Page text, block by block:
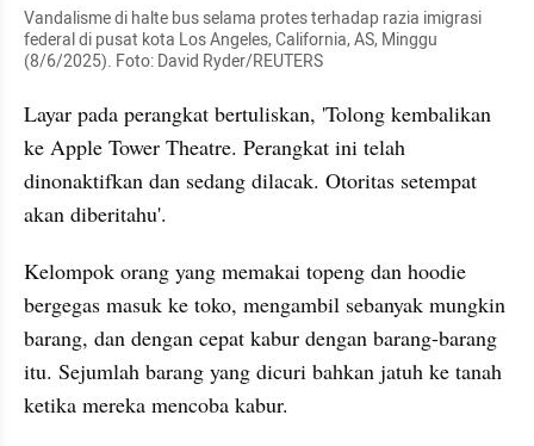
Vandalisme di halte bus selama protes terhadap razia imigrasi
federal di pusat kota Los Angeles, California, AS, Minggu
(8/6/2025). Foto: David Ryder/REUTERS
Layar pada perangkat bertuliskan, 'Tolong kembalikan
ke Apple Tower Theatre. Perangkat ini telah
dinonaktifkan dan sedang dilacak. Otoritas setempat
akan diberitahu'.
Kelompok orang yang memakai topeng dan hoodie
bergegas masuk ke toko, mengambil sebanyak mungkin
barang, dan dengan cepat kabur dengan barang-barang
itu. Sejumlah barang yang dicuri bahkan jatuh ke tanah
ketika mereka mencoba kabur.